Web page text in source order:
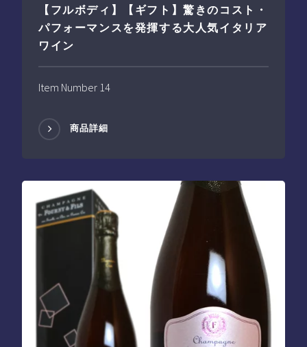
【フルボディ】【ギフト】驚きのコスト・
パフォーマンスを発揮する大人気イタリア
ワイン
Item Number 14
商品詳細